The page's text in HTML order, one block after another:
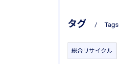
タグ Tags
総合リサイクル